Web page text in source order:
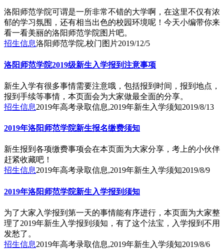
洛阳师范学院可谓是一所非常不错的大学啊，在这里不仅有浓
郁的学习氛围，还有相当出色的校园环境呢！今天小编带你来
看一看美丽的洛阳师范学院图片吧。
招生信息洛阳师范学院,校门图片2019/12/5
洛阳师范学院2019级新生入学报到注意事项
新生入学有很多事情需要注意哦，包括报到时间，报到地点，
报到手续等事情，本页面会为大家做最全面的分享。
招生信息2019年高考录取信息,2019年新生入学须知2019/8/13
2019年洛阳师范学院新生报名缴费须知
新生报到各项缴费事项会在本页面为大家分享，考上的小伙伴
赶紧收藏吧！
招生信息2019年高考录取信息,2019年新生入学须知2019/8/9
2019年洛阳师范学院新生入学报到须知
为了大家入学报到第一天的事情能有序进行，本页面为大家整
理了2019年新生入学报到须知，有了这个法宝，入学报到不用
发愁了。
招生信息2019年高考录取信息,2019年新生入学须知2019/8/6